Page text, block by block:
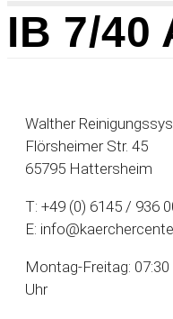
IB 7/40
Walther
Flörsheimer Str. 45
65795 Hattersheim
T: +49 (0) 6145 / 936
E:
Montag-Freitag:
Uhr